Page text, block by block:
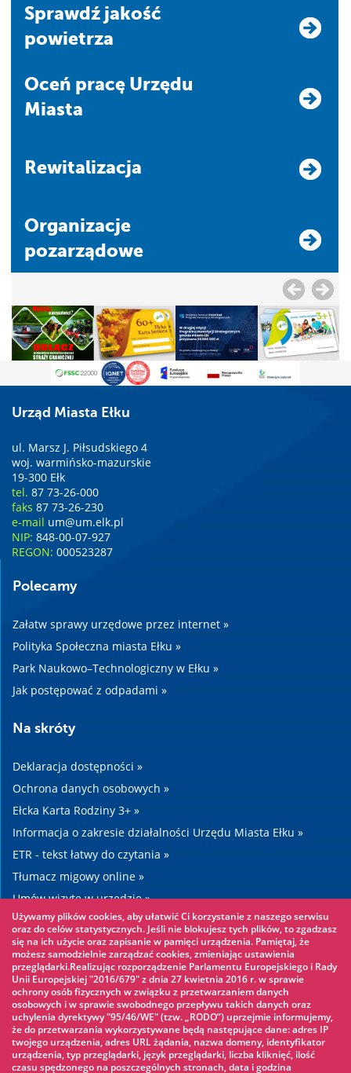
Sprawdź jakość
powietrza
Oceń pracę Urzędu
Miasta
Rewitalizacja
Organizacje
pozarządowe
Urząd Miasta Ełku
ul. Marsz J. Piłsudskiego 4
woj. warmińsko-mazurskie
19-300 Ełk
tel. 87 73-26-000
faks 87 73-26-230
e-mail um@um.elk.pl
NIP: 848-00-07-927
REGON: 000523287
Polecamy
Załatw sprawy urzędowe przez internet »
Polityka Społeczna miasta Ełku »
Park Naukowo–Technologiczny w Ełku »
Jak postępować z odpadami »
Na skróty
Deklaracja dostępności »
Ochrona danych osobowych »
Ełcka Karta Rodziny 3+ »
Informacja o zakresie działalności Urzędu Miasta Ełku »
ETR - tekst łatwy do czytania »
Tłumacz migowy online »
Umów wizytę w urzędzie »
Drogi »
Warto zobaczyć
Park linowy »
Park Wodny »
Lodowisko »
KINOECK »
Używamy plików cookies, aby ułatwić Ci korzystanie z naszego serwisu
oraz do celów statystycznych. Jeśli nie blokujesz tych plików, to zgadzasz
się na ich użycie oraz zapisanie w pamięci urządzenia. Pamiętaj, że
możesz samodzielnie zarządzać cookies, zmieniając ustawienia
przeglądarki.Realizując rozporządzenie Parlamentu Europejskiego i Rady
Unii Europejskiej "2016/679" z dnia 27 kwietnia 2016 r. w sprawie
ochrony osób fizycznych w związku z przetwarzaniem danych
osobowych i w sprawie swobodnego przepływu takich danych oraz
uchylenia dyrektywy "95/46/WE" (tzw. „RODO”) uprzejmie informujemy,
że do przetwarzania wykorzystywane będą następujące dane: adres IP
twojego urządzenia, adres URL żądania, nazwa domeny, identyfikator
urządzenia, typ przeglądarki, język przeglądarki, liczba kliknięć, ilość
czasu spędzonego na poszczególnych stronach, data i godzina